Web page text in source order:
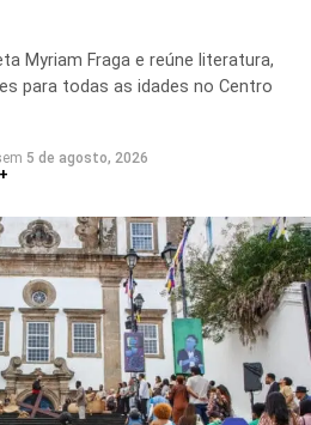
PREFEITURA DE SALVADOR
ANTECIPADA DE DÍVIDAS
com entrega de 118
movimenta Lauro de
únicas de moradia
Myriam Fraga e reúne literatura,
para todas as idades no Centro
em 5 de agosto, 2026